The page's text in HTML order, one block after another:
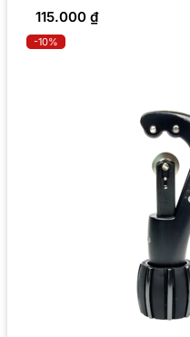
115.000 ₫
-10%